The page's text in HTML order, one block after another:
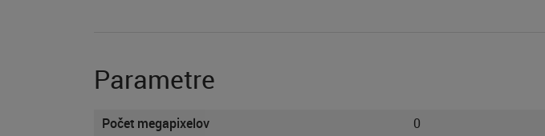
Parametre
Počet megapixelov
0